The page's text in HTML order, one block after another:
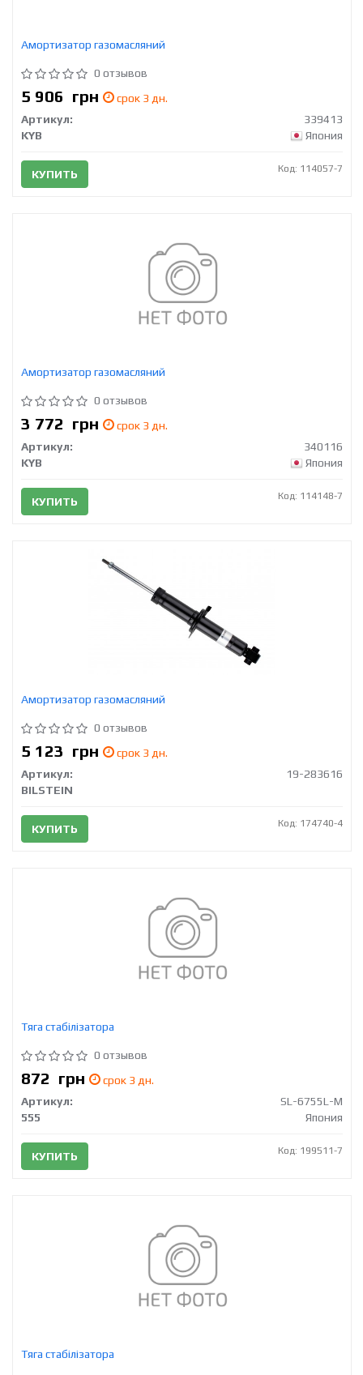
Амортизатор газомасляний
0 отзывов
5 906 грн
срок 3 дн.
Артикул:
339413
KYB
Япония
КУПИТЬ Код: 114057-7
Амортизатор газомасляний
0 отзывов
3 772 грн
срок 3 дн.
Артикул:
340116
KYB
Япония
КУПИТЬ Код: 114148-7
Амортизатор газомасляний
0 отзывов
5 123 грн
срок 3 дн.
Артикул:
19-283616
BILSTEIN
КУПИТЬ Код: 174740-4
Тяга стабілізатора
0 отзывов
872 грн
срок 3 дн.
Артикул:
SL-6755L-M
555
Япония
КУПИТЬ Код: 199511-7
Тяга стабілізатора